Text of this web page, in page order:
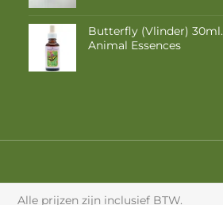
Butterfly (Vlinder) 30ml.
Animal Essences
Alle prijzen zijn inclusief BTW.